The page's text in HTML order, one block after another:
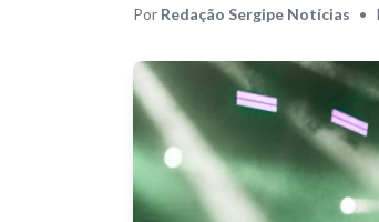
Por Redação Sergipe Notícias •